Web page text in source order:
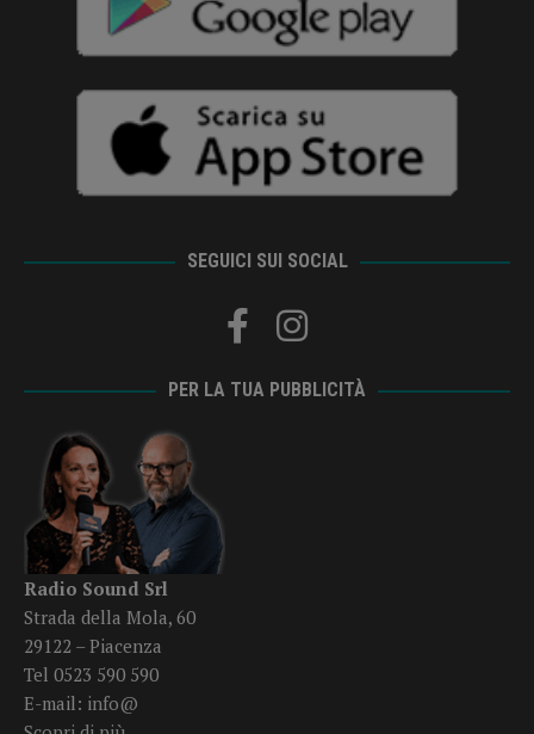
SEGUICI SUI SOCIAL
PER LA TUA PUBBLICITÀ
Radio Sound Srl
Strada della Mola, 60
29122 – Piacenza
Tel 0523 590 590
E-mail: info@